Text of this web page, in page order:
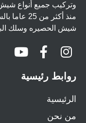
وتركيب جميع أنواع شيش
منذ أكثر
شيش الحصيره وسلك
روابط رئيسية
الرئيسية
من نحن